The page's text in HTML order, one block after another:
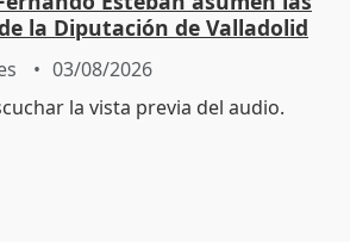
la Diputación de Valladolid
03/08/2026